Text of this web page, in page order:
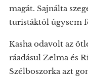
magát. Sajnálta
turistáktól úgysem
Kasha odavolt az
ráadásul Zelma és
Szélboszorka azt